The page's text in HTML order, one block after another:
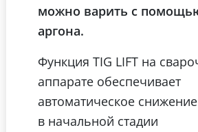
можно варить с
аргона.
Функция TIG LIFT на
аппарате обеспечивает
автоматическое
в начальной стадии